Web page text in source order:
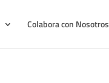
Colabora con Nosotros